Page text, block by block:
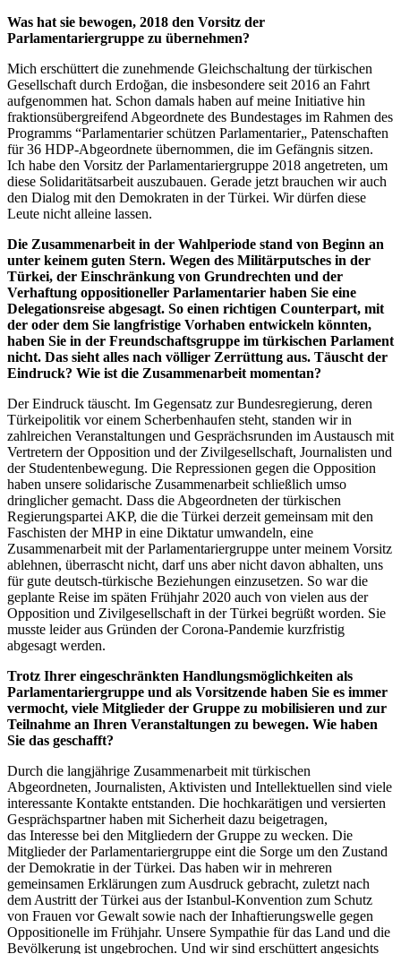
Was hat sie bewogen, 2018 den Vorsitz der
Parlamentariergruppe zu übernehmen?
Mich erschüttert die zunehmende Gleichschaltung der türkischen
Gesellschaft durch Erdoğan, die insbesondere seit 2016 an Fahrt
aufgenommen hat. Schon damals haben auf meine Initiative hin
fraktionsübergreifend Abgeordnete des Bundestages im Rahmen des
Programms “Parlamentarier schützen Parlamentarier„ Patenschaften
für 36 HDP-Abgeordnete übernommen, die im Gefängnis sitzen.
Ich habe den Vorsitz der Parlamentariergruppe 2018 angetreten, um
diese Solidaritätsarbeit auszubauen. Gerade jetzt brauchen wir auch
den Dialog mit den Demokraten in der Türkei. Wir dürfen diese
Leute nicht alleine lassen.
Die Zusammenarbeit in der Wahlperiode stand von Beginn an
unter keinem guten Stern. Wegen des Militärputsches in der
Türkei, der Einschränkung von Grundrechten und der
Verhaftung oppositioneller Parlamentarier haben Sie eine
Delegationsreise abgesagt. So einen richtigen Counterpart, mit
der oder dem Sie langfristige Vorhaben entwickeln könnten,
haben Sie in der Freundschaftsgruppe im türkischen Parlament
nicht. Das sieht alles nach völliger Zerrüttung aus. Täuscht der
Eindruck? Wie ist die Zusammenarbeit momentan?
Der Eindruck täuscht. Im Gegensatz zur Bundesregierung, deren
Türkeipolitik vor einem Scherbenhaufen steht, standen wir in
zahlreichen Veranstaltungen und Gesprächsrunden im Austausch mit
Vertretern der Opposition und der Zivilgesellschaft, Journalisten und
der Studentenbewegung. Die Repressionen gegen die Opposition
haben unsere solidarische Zusammenarbeit schließlich umso
dringlicher gemacht. Dass die Abgeordneten der türkischen
Regierungspartei AKP, die die Türkei derzeit gemeinsam mit den
Faschisten der MHP in eine Diktatur umwandeln, eine
Zusammenarbeit mit der Parlamentariergruppe unter meinem Vorsitz
ablehnen, überrascht nicht, darf uns aber nicht davon abhalten, uns
für gute deutsch-türkische Beziehungen einzusetzen. So war die
geplante Reise im späten Frühjahr 2020 auch von vielen aus der
Opposition und Zivilgesellschaft in der Türkei begrüßt worden. Sie
musste leider aus Gründen der Corona-Pandemie kurzfristig
abgesagt werden.
Trotz Ihrer eingeschränkten Handlungsmöglichkeiten als
Parlamentariergruppe und als Vorsitzende haben Sie es immer
vermocht, viele Mitglieder der Gruppe zu mobilisieren und zur
Teilnahme an Ihren Veranstaltungen zu bewegen. Wie haben
Sie das geschafft?
Durch die langjährige Zusammenarbeit mit türkischen
Abgeordneten, Journalisten, Aktivisten und Intellektuellen sind viele
interessante Kontakte entstanden. Die hochkarätigen und versierten
Gesprächspartner haben mit Sicherheit dazu beigetragen,
das Interesse bei den Mitgliedern der Gruppe zu wecken. Die
Mitglieder der Parlamentariergruppe eint die Sorge um den Zustand
der Demokratie in der Türkei. Das haben wir in mehreren
gemeinsamen Erklärungen zum Ausdruck gebracht, zuletzt nach
dem Austritt der Türkei aus der Istanbul-Konvention zum Schutz
von Frauen vor Gewalt sowie nach der Inhaftierungswelle gegen
Oppositionelle im Frühjahr. Unsere Sympathie für das Land und die
Bevölkerung ist ungebrochen. Und wir sind erschüttert angesichts